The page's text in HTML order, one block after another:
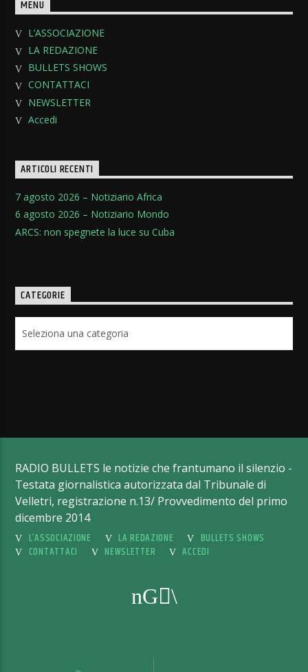
MENU
L’ASSOCIAZIONE
LA REDAZIONE
BULLETS SHOWS
CONTATTACI
NEWSLETTER
Accedi
ARTICOLI RECENTI
7 agosto 2026 – Notiziario Africa
6 agosto 2026 – Notiziario Mondo
ARCS: non spegnete la luce su Cuba
CATEGORIE
RADIO BULLETS le notizie che frantumano il silenzio -
Testata giornalistica autorizzata dal Tribunale di
Velletri, registrazione n.13/ Provvedimento del primo
dicembre 2014
L’ASSOCIAZIONE
LA REDAZIONE
BULLETS SHOWS
CONTATTACI
NEWSLETTER ACCEDI